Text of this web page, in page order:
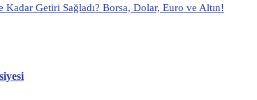
Kadar Getiri Sağladı? Borsa, Dolar, Euro ve Altın!